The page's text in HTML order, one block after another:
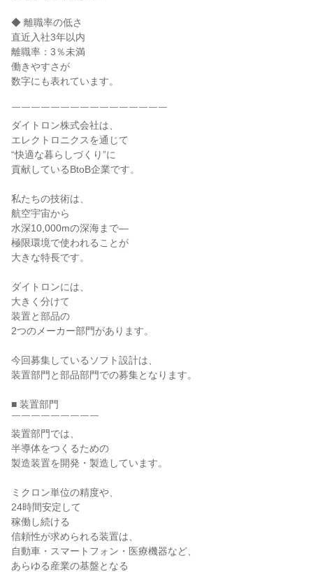
◆ 離職率の低さ
直近入社3年以内
離職率：3％未満
働きやすさが
数字にも表れています。
￣￣￣￣￣￣￣￣￣￣￣￣￣￣￣￣
ダイトロン株式会社は、
エレクトロニクスを通じて
“快適な暮らしづくり”に
貢献しているBtoB企業です。
私たちの技術は、
航空宇宙から
水深10,000mの深海まで―
極限環境で使われることが
大きな特長です。
ダイトロンには、
大きく分けて
装置と部品の
2つのメーカー部門があります。
今回募集しているソフト設計は、
装置部門と部品部門での募集となります。
■ 装置部門
￣￣￣￣￣￣￣￣￣
装置部門では、
半導体をつくるための
製造装置を開発・製造しています。
ミクロン単位の精度や、
24時間安定して
稼働し続ける
信頼性が求められる装置は、
自動車・スマートフォン・医療機器など、
あらゆる産業の基盤となる